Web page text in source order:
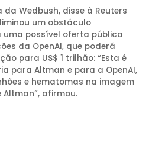
da Wedbush, disse à Reuters
um obstáculo
possível oferta pública
da OpenAI, que poderá
para US$ 1 trilhão: “Esta é
para Altman e para a OpenAI,
e hematomas na imagem
afirmou.